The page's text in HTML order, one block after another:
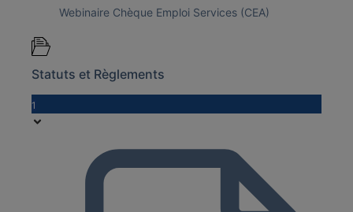
Webinaire Chèque Emploi Services (CEA)
Statuts et Règlements
1